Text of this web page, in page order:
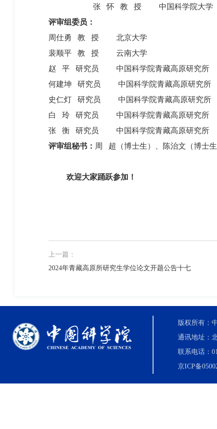
张 怀 教 授 中国科学院大学
评审组委员：
周仕勇 教 授 北京大学
裴顺平 教 授 云南大学
赵 平 研究员 中国科学院青藏高原研究所
何建坤 研究员 中国科学院青藏高原研究所
史仁灯 研究员 中国科学院青藏高原研究所
白 玲 研究员 中国科学院青藏高原研究所
张 衡 研究员 中国科学院青藏高原研究所
评审组秘书： 周 超（博士生）、陈治文（博士
欢迎大家踊跃参加！
上一篇：
2024年青藏高原所研究生学位论文开题公告十七
版权所有：
通讯地址：
联系电话：
京ICP备